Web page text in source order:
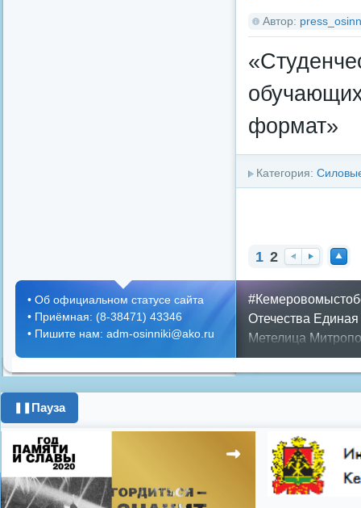
Автор:
формат»
Категория:
1 2
На
за
д
Вп
ер
ед
На
ве
рх
Отечества
Метелица
Днем ЖКХ
Противопожарная
день города
цифровое
Показать все теги
• Об официальном статусе сайта
• Приёмная: (8-38471) 43346
• Пишите нам: adm-osinniki@ako.ru
Пауза